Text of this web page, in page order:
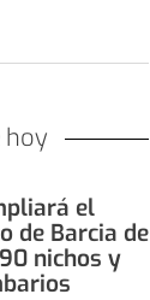
hoy
el
de Barcia de
nichos y